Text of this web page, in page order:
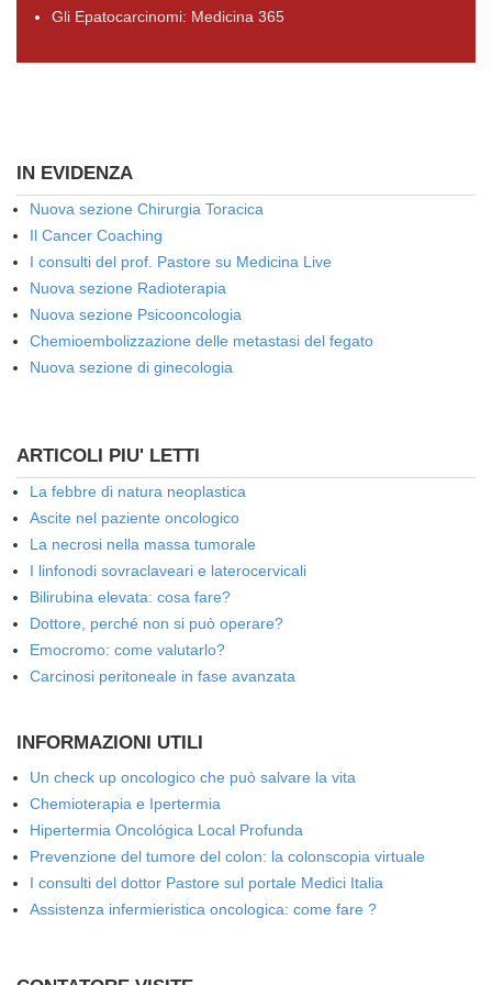
Gli Epatocarcinomi: Medicina 365
IN EVIDENZA
Nuova sezione Chirurgia Toracica
Il Cancer Coaching
I consulti del prof. Pastore su Medicina Live
Nuova sezione Radioterapia
Nuova sezione Psicooncologia
Chemioembolizzazione delle metastasi del fegato
Nuova sezione di ginecologia
ARTICOLI PIU' LETTI
La febbre di natura neoplastica
Ascite nel paziente oncologico
La necrosi nella massa tumorale
I linfonodi sovraclaveari e laterocervicali
Bilirubina elevata: cosa fare?
Dottore, perché non si può operare?
Emocromo: come valutarlo?
Carcinosi peritoneale in fase avanzata
INFORMAZIONI UTILI
Un check up oncologico che può salvare la vita
Chemioterapia e Ipertermia
Hipertermia Oncológica Local Profunda
Prevenzione del tumore del colon: la colonscopia virtuale
I consulti del dottor Pastore sul portale Medici Italia
Assistenza infermieristica oncologica: come fare ?